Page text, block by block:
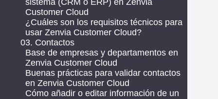
sistema (CRM o ERP) en Zenvia
Customer Cloud
¿Cuáles son los requisitos técnicos para
usar Zenvia Customer Cloud?
03. Contactos
Base de empresas y departamentos en
Zenvia Customer Cloud
Buenas prácticas para validar contactos
en Zenvia Customer Cloud
Cómo añadir o editar información de un